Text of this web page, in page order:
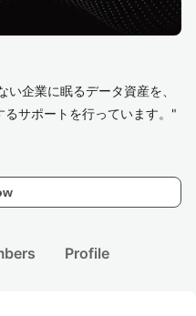
企業に眠るデータ資産を、
サポートを行っています。"
Profile